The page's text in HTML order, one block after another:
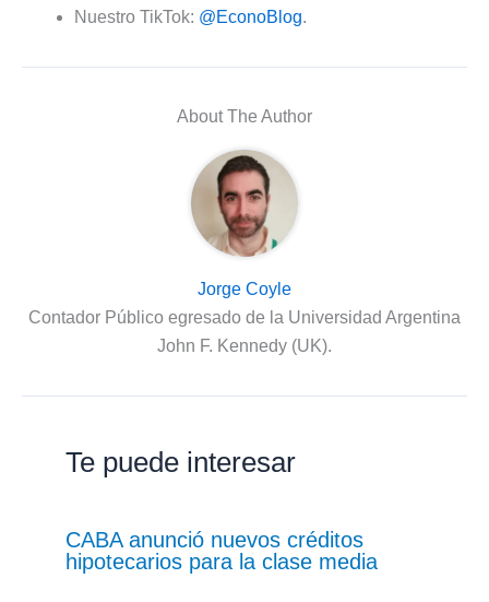
Nuestro TikTok: @EconoBlog.
About The Author
Jorge Coyle
Contador Público egresado de la Universidad Argentina
John F. Kennedy (UK).
Te puede interesar
CABA anunció nuevos créditos
hipotecarios para la clase media